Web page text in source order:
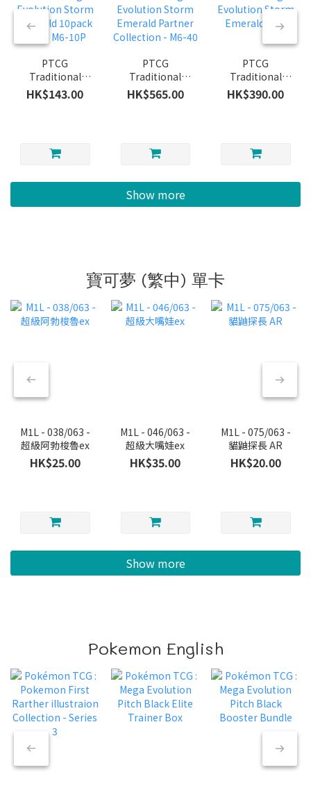
PTCG
Traditional
Chinese: Mega
Evolution
HK$143.00
PTCG
Traditional
Chinese: Mega
Evolution
40
HK$565.00
PTCG
Traditional
Chinese: Mega
Evolution
HK$390.00
Show more
寶可夢 (繁中) 單卡
M1L - 038/063 -
超級阿勃梭魯ex
HK$25.00
M1L - 046/063 -
超級大嘴娃ex
HK$35.00
M1L - 075/063 -
貓鼬探長 AR
HK$20.00
Show more
Pokemon English